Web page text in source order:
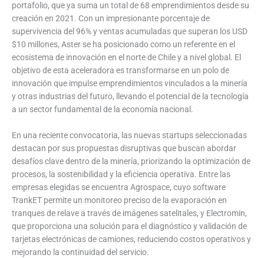
portafolio, que ya suma un total de 68 emprendimientos desde su
creación en 2021. Con un impresionante porcentaje de
supervivencia del 96% y ventas acumuladas que superan los USD
$10 millones, Aster se ha posicionado como un referente en el
ecosistema de innovación en el norte de Chile y a nivel global. El
objetivo de esta aceleradora es transformarse en un polo de
innovación que impulse emprendimientos vinculados a la minería
y otras industrias del futuro, llevando el potencial de la tecnología
a un sector fundamental de la economía nacional.
En una reciente convocatoria, las nuevas startups seleccionadas
destacan por sus propuestas disruptivas que buscan abordar
desafíos clave dentro de la minería, priorizando la optimización de
procesos, la sostenibilidad y la eficiencia operativa. Entre las
empresas elegidas se encuentra Agrospace, cuyo software
TrankET permite un monitoreo preciso de la evaporación en
tranques de relave a través de imágenes satelitales, y Electromin,
que proporciona una solución para el diagnóstico y validación de
tarjetas electrónicas de camiones, reduciendo costos operativos y
mejorando la continuidad del servicio.